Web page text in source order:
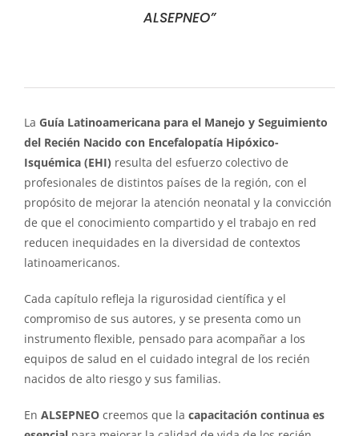
ALSEPNEO”
La Guía Latinoamericana para el Manejo y Seguimiento
del Recién Nacido con Encefalopatía Hipóxico-
Isquémica (EHI)resulta del esfuerzo colectivo de
profesionales de distintos países de la región, con el
propósito de mejorar la atención neonatal y la convicción
de que el conocimiento compartido y el trabajo en red
reducen inequidades en la diversidad de contextos
latinoamericanos.
Cada capítulo refleja la rigurosidad científica y el
compromiso de sus autores, y se presenta como un
instrumento flexible, pensado para acompañar a los
equipos de salud en el cuidado integral de los recién
nacidos de alto riesgo y sus familias.
En ALSEPNEOcreemos que la capacitación continua es